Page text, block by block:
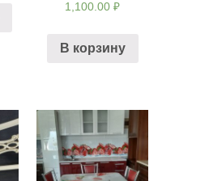
1,100.00₽
В корзину